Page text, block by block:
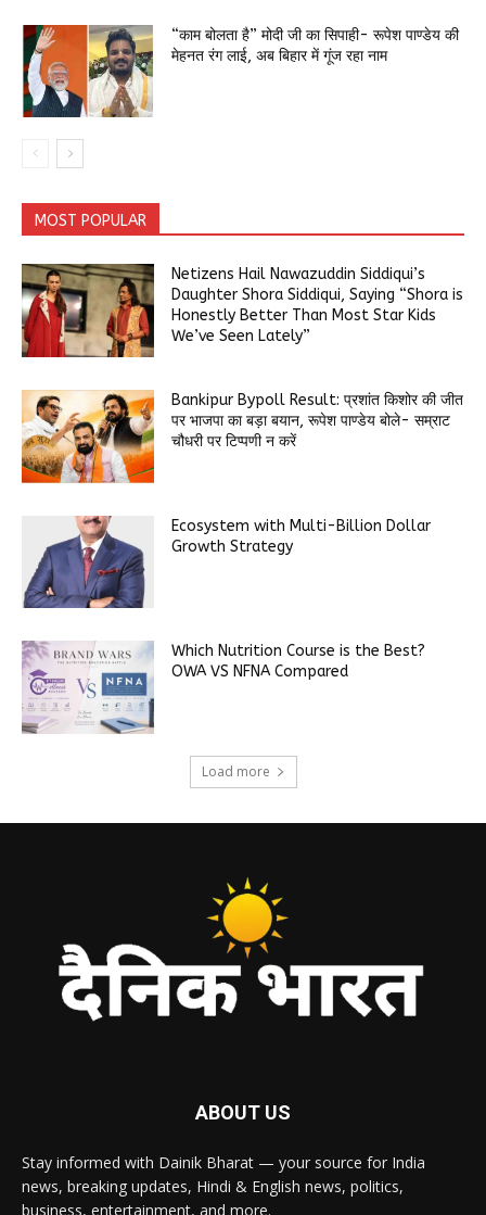
“काम बोलता है” मोदी जी का सिपाही- रूपेश पाण्डेय की
मेहनत रंग लाई, अब बिहार में गूंज रहा नाम
MOST POPULAR
Netizens Hail Nawazuddin Siddiqui’s
Daughter Shora Siddiqui, Saying “Shora is
Honestly Better Than Most Star Kids
We’ve Seen Lately”
Bankipur Bypoll Result: प्रशांत किशोर की जीत
पर भाजपा का बड़ा बयान, रूपेश पाण्डेय बोले- सम्राट
चौधरी पर टिप्पणी न करें
Ecosystem with Multi-Billion Dollar
Growth Strategy
Which Nutrition Course is the Best?
OWA VS NFNA Compared
Load more
ABOUT US
Stay informed with Dainik Bharat — your source for India
news, breaking updates, Hindi & English news, politics,
business, entertainment, and more.